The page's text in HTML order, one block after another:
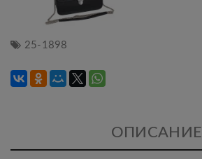
25-1898
ОПИСАНИЕ